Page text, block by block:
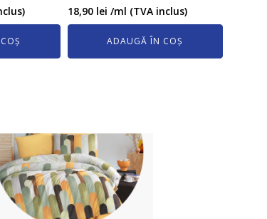
18,90 lei /ml (TVA inclus)
ADAUGĂ ÎN COȘ